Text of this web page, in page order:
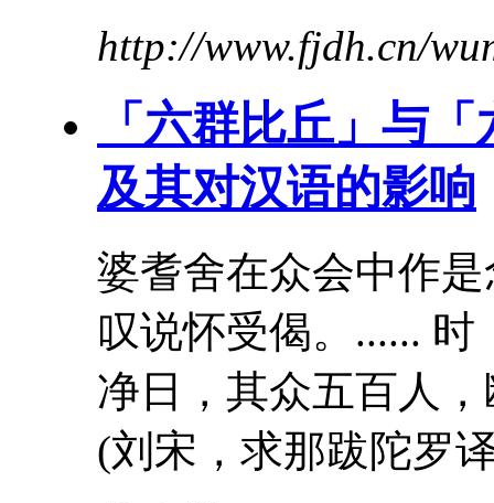
http://www.fjdh.cn/
「六群比丘」与
及其对汉语的影响
婆耆舍在众会中作
叹说怀受偈。...... 时
净日，其众五百人
(刘宋，求那跋陀罗